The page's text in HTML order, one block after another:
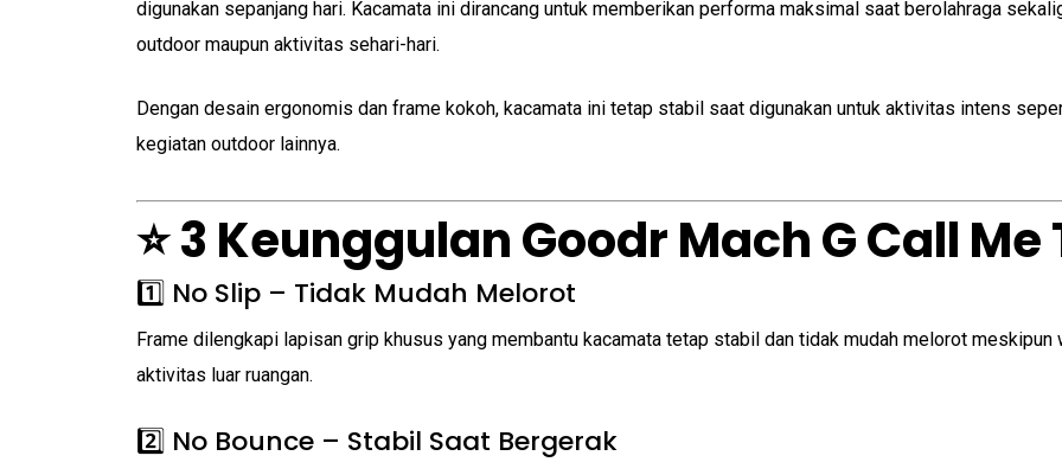
digunakan sepanjang hari. Kacamata ini dirancang untuk memberikan performa maksimal saat berolahraga
outdoor maupun aktivitas sehari-hari.
Dengan desain ergonomis dan frame kokoh, kacamata ini tetap stabil saat digunakan untuk aktivitas intens
kegiatan outdoor lainnya.
⭐ 3 Keunggulan Goodr Mach G Call
1️⃣ No Slip – Tidak Mudah Melorot
Frame dilengkapi lapisan grip khusus yang membantu kacamata tetap stabil dan tidak mudah melorot meskipun
aktivitas luar ruangan.
2️⃣ No Bounce – Stabil Saat Bergerak